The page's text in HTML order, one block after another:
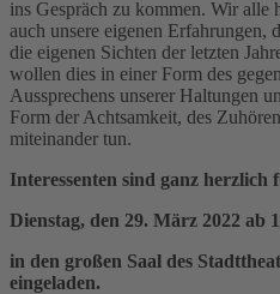
ins Gespräch zu kommen. Wir alle
auch unsere eigenen Erfahrungen,
die eigenen Sichten der letzten
wollen dies in einer Form des
Aussprechens unserer Haltungen
Form der Achtsamkeit, des
miteinander tun.
Interessenten sind ganz herzlich
Dienstag, den 29. März 2022 ab
in den großen Saal des
eingeladen.